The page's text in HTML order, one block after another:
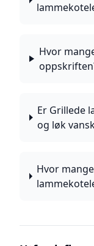
Hvor
Er Grillede
og løk
Hvor